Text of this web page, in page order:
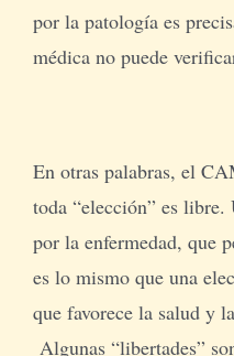
por la patología es
médica no puede
En otras palabras, el
toda “elección” es
por la enfermedad, que
es lo mismo que una
que favorece la salud y
Algunas “libertades”